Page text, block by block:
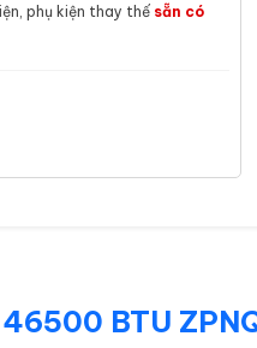
phụ kiện thay thế sẵn có
BTU